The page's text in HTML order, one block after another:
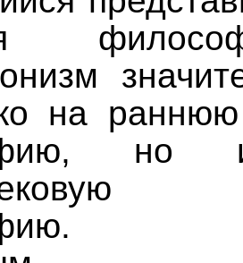
на раннюю